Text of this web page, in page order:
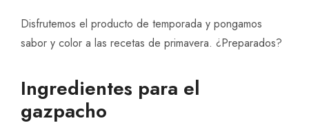
Disfrutemos el producto de temporada y pongamos
sabor y color a las recetas de primavera. ¿Preparados?
Ingredientes para el
gazpacho